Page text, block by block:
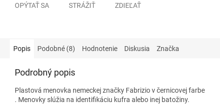
OPÝTAŤ SA STRÁŽIŤ ZDIEĽAŤ
Popis Podobné (8) Hodnotenie Diskusia Značka
Podrobný popis
Plastová menovka nemeckej značky Fabriziov černicovej farbe
. Menovky slúžia na identifikáciu kufra alebo inej batožiny.